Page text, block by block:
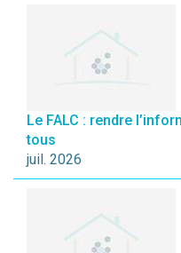
Le FALC : rendre
tous
juil. 2026